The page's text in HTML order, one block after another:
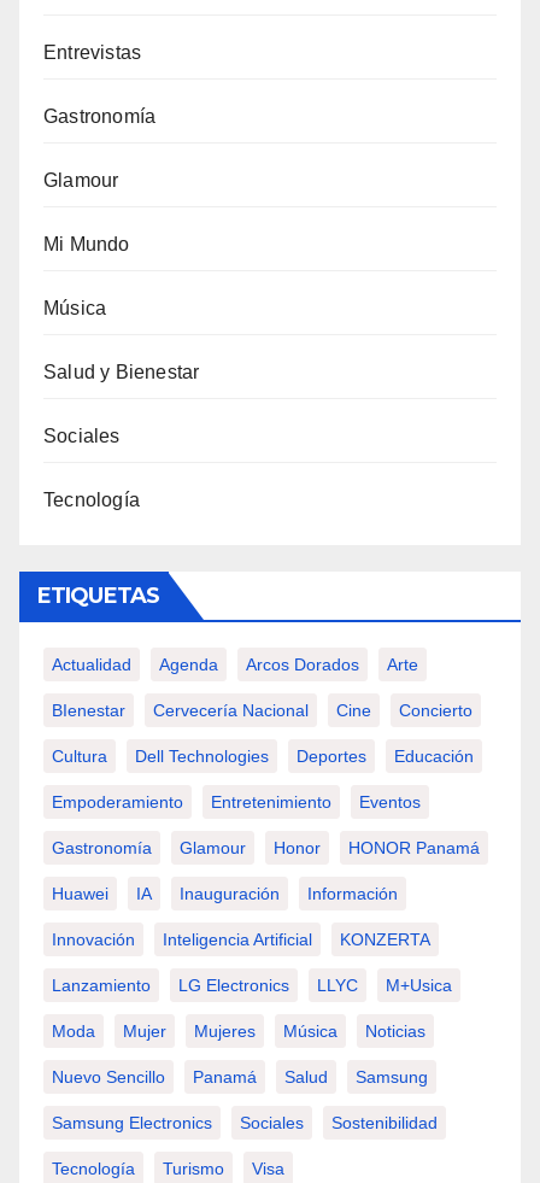
Entrevistas
Gastronomía
Glamour
Mi Mundo
Música
Salud y Bienestar
Sociales
Tecnología
ETIQUETAS
Actualidad Agenda Arcos Dorados Arte
BIenestar Cervecería Nacional Cine Concierto
Cultura Dell Technologies Deportes Educación
Empoderamiento Entretenimiento Eventos
Gastronomía Glamour Honor HONOR Panamá
Huawei IA Inauguración Información
Innovación Inteligencia Artificial KONZERTA
Lanzamiento LG Electronics LLYC M+usica
Moda Mujer Mujeres Música Noticias
Nuevo Sencillo Panamá Salud Samsung
Samsung Electronics Sociales Sostenibilidad
Tecnología Turismo Visa